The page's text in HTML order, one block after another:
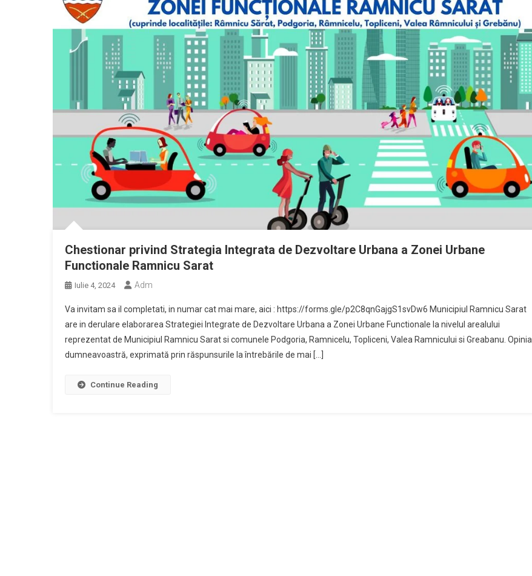
Chestionar privind Strategia Integrata de Dezvoltare Urbana a Zonei Urbane
Functionale Ramnicu Sarat
Iulie 4, 2024 Adm
Va invitam sa il completati, in numar cat mai mare, aici : https://forms.gle/p2C8qnGajgS1svDw6 Municipiul Ramnicu Sarat
are in derulare elaborarea Strategiei Integrate de Dezvoltare Urbana a Zonei Urbane Functionale la nivelul arealului
reprezentat de Municipiul Ramnicu Sarat si comunele Podgoria, Ramnicelu, Topliceni, Valea Ramnicului si Greabanu. Opinia
dumneavoastră, exprimată prin răspunsurile la întrebările de mai […]
Continue Reading